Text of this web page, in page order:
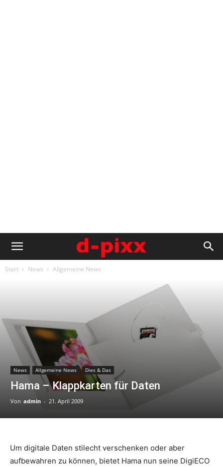
Start News Allgemeine News
News Allgemeine News Dies & Das
Hama – Klappkarten für Daten
Von admin - 21. April 2009
Um digitale Daten stilecht verschenken oder aber
aufbewahren zu können, bietet Hama nun seine DigiECO